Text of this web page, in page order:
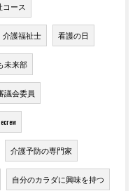
コース
介護福祉士 看護の日
未来部
議会委員
介護予防の専門家
自分のカラダに興味を持つ